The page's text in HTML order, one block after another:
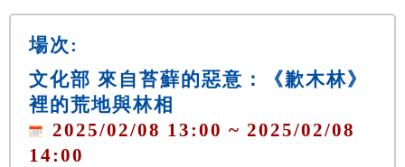
場次:
文化部 來自苔蘚的惡意：《歉木林》
裡的荒地與林相
2025/02/08 13:00 ~ 2025/02/08
14:00